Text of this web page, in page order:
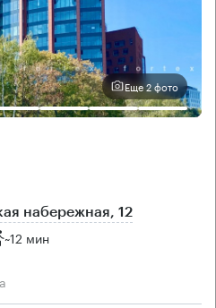
Еще 2 фото
набережная, 12
~12 мин